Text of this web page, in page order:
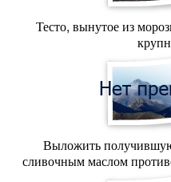
Тесто, вынутое из
Выложить
сливочным маслом